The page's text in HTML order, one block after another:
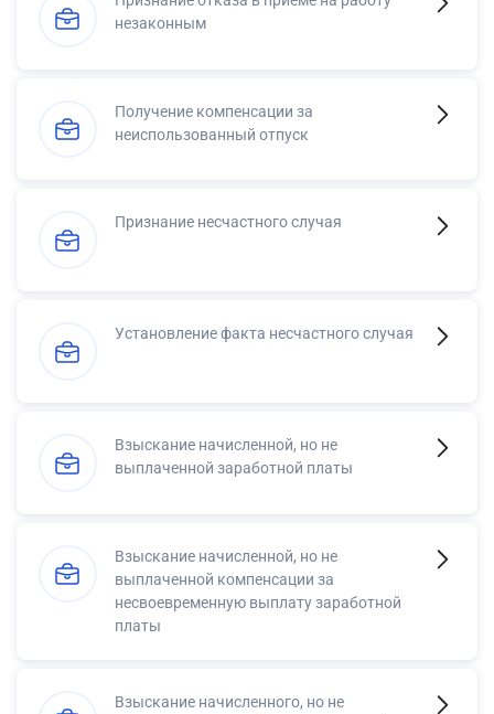
незаконным
Получение компенсации за
неиспользованный отпуск
Признание несчастного случая
Установление факта несчастного случая
Взыскание начисленной, но не
выплаченной заработной платы
Взыскание начисленной, но не
выплаченной компенсации за
несвоевременную выплату заработной
платы
Взыскание начисленного, но не